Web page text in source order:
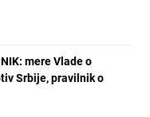
mere Vlade o
Srbije, pravilnik o